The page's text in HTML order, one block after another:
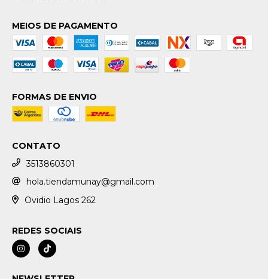
MEIOS DE PAGAMENTO
FORMAS DE ENVIO
CONTATO
3513860301
hola.tiendamunay@gmail.com
Ovidio Lagos 262
REDES SOCIAIS